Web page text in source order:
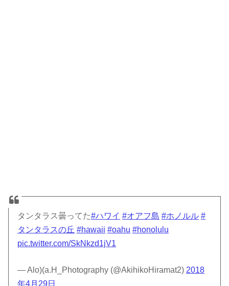
タンタラス曇ってた#ハワイ #オアフ島 #ホノルル #
タンタラスの丘 #hawaii #oahu #honolulu
pic.twitter.com/SkNkzd1jV1
— Alo)(a.H_Photography (@AkihikoHiramat2)2018
年4月29日